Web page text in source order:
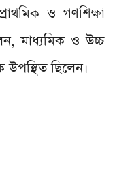
ও গণশিক্ষা
মাধ্যমিক ও উচ্চ
ছিলেন।